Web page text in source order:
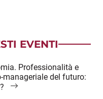
EVENTI
Professionalità e
del futuro: